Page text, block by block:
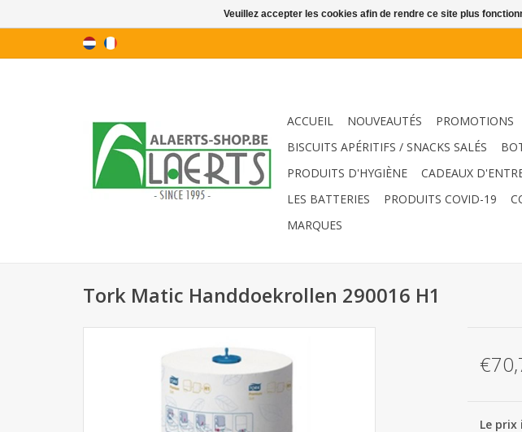
ACCUEIL NOUVEAUTÉS PROMOTIONS
BISCUITS APÉRITIFS / SNACKS SALÉS
PRODUITS D'HYGIÈNE
CADEAUX
LES BATTERIES
PRODUITS COVID-19
MARQUES
Tork Matic Handdoekrollen 290016 H1
Le
Veuillez accepter les cookies afin de rendre ce site plus